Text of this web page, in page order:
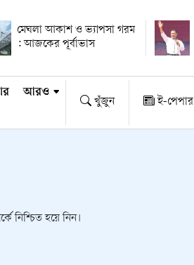
মেঘলা আকাশ ও ভ্যাপসা গরম
: আজকের পূর্বাভাস
আরও
খুঁজুন ই-পেপার
নিশ্চিত হয়ে নিন।